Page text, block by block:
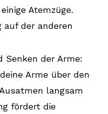
Atemzüge.
auf der anderen
Senken der Arme:
Arme über den
langsam
fördert die